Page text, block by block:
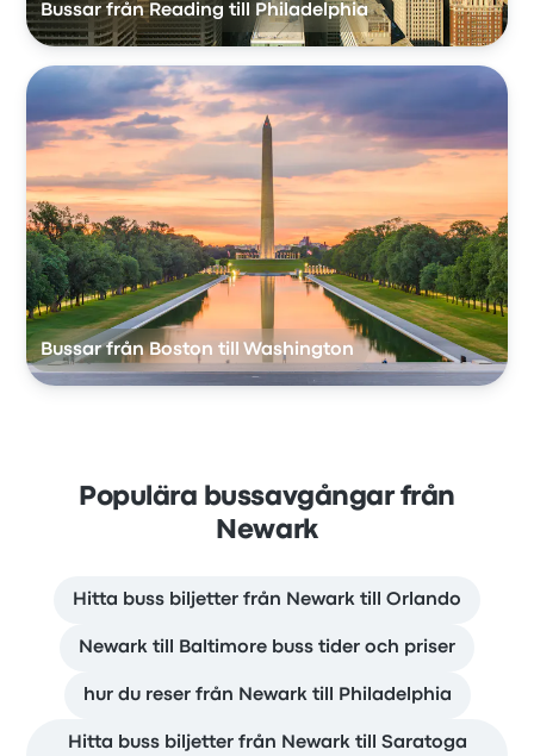
Bussar från Reading till Philadelphia
Bussar från Boston till Washington
Populära bussavgångar från
Newark
Hitta buss biljetter från Newark till Orlando
Newark till Baltimore buss tider och priser
hur du reser från Newark till Philadelphia
Hitta buss biljetter från Newark till Saratoga